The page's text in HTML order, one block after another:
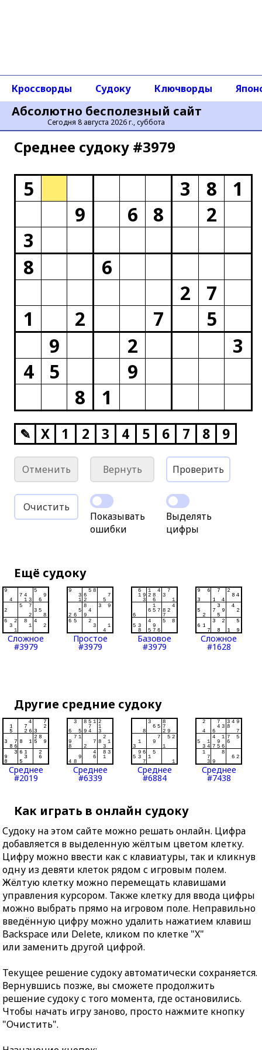
Абсолютно бесполезный сайт
Сегодня 8 августа 2026 г., суббота
Кроссворды Судоку Ключворды
Среднее cудоку #3979
5 3 8
1
9
6 8
2
3
8
6
2
7
1
2 7
5
9
2
3
4
5
9
8
1
✎ X 1 2 3 4 5 6 7 8 9
Отменить Вернуть Проверить
Очистить
Показывать
ошибки
Выделять
цифры
Ещё судоку
Сложное
#3979
Простое
#3979
Базовое
#3979
Сложное
#1628
Другие средние судоку
Среднее
#2019
Среднее
#6339
Среднее
#6884
Среднее
#7438
Как играть в онлайн судоку
Судоку на этом сайте можно решать онлайн. Цифра
добавляется в выделенную жёлтым цветом клетку.
Цифру можно ввести как с клавиатуры, так и кликнув
одну из девяти клеток рядом с игровым полем.
Жёлтую клетку можно перемещать клавишами
управления курсором. Также клетку для ввода цифры
можно выбрать прямо на игровом поле. Неправильно
введённую цифру можно удалить нажатием клавиш
Backspace или Delete, кликом по клетке "X"
или заменить другой цифрой.
Текущее решение судоку автоматически сохраняется.
Вернувшись позже, вы сможете продолжить
решение судоку с того момента, где остановились.
Чтобы начать игру заново, просто нажмите кнопку
"Очистить".